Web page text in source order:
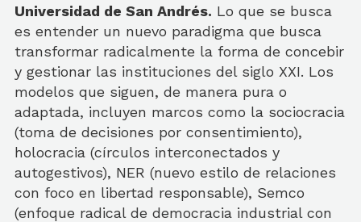
Universidad de San Andrés. Lo que se busca
es entender un nuevo paradigma que busca
transformar radicalmente la forma de concebir
y gestionar las instituciones del siglo XXI. Los
modelos que siguen, de manera pura o
adaptada, incluyen marcos como la sociocracia
(toma de decisiones por consentimiento),
holocracia (círculos interconectados y
autogestivos), NER (nuevo estilo de relaciones
con foco en libertad responsable), Semco
(enfoque radical de democracia industrial con